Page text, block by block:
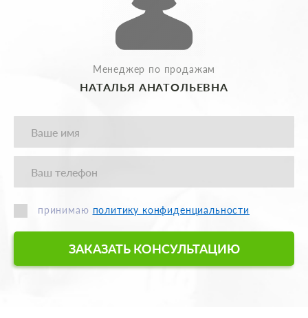
Менеджер по продажам
НАТАЛЬЯ АНАТОЛЬЕВНА
принимаю политику конфиденциальности
ЗАКАЗАТЬ КОНСУЛЬТАЦИЮ